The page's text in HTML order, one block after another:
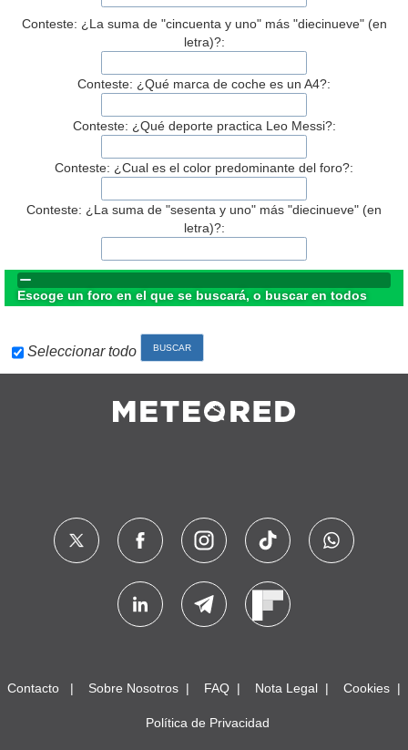
Conteste: ¿La suma de "cincuenta y uno" más "diecinueve" (en
letra)?:
Conteste: ¿Qué marca de coche es un A4?:
Conteste: ¿Qué deporte practica Leo Messi?:
Conteste: ¿Cual es el color predominante del foro?:
Conteste: ¿La suma de "sesenta y uno" más "diecinueve" (en
letra)?:
Escoge un foro en el que se buscará, o buscar en todos
Seleccionar todo
Contacto Sobre Nosotros FAQ Nota Legal Cookies
Política de Privacidad